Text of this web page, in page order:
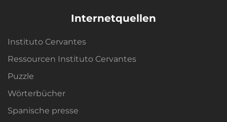
Internetquellen
Instituto Cervantes
Ressourcen Instituto Cervantes
Puzzle
Wörterbücher
Spanische presse